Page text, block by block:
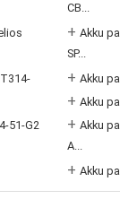
CB...
+Akku
SP...
+Akku
+Akku
51-G2 +Akku
A...
+Akku